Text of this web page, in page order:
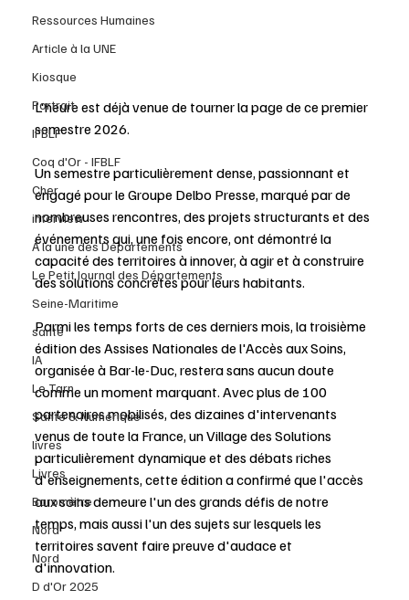
Ressources Humaines
Article à la UNE
Kiosque
Portrait
IFBLF
Coq d'Or - IFBLF
Cher
interview
À la une des Départements
Le Petit Journal des Départements
Seine-Maritime
santé
IA
Le Tarn
Santé & Numérique
livres
Livres
Baromètre
Nord
Nord
D d'Or 2025
L'heure est déjà venue de tourner la page de ce premier
semestre 2026.
Un semestre particulièrement dense, passionnant et
engagé pour le Groupe Delbo Presse, marqué par de
nombreuses rencontres, des projets structurants et des
événements qui, une fois encore, ont démontré la
capacité des territoires à innover, à agir et à construire
des solutions concrètes pour leurs habitants.
Parmi les temps forts de ces derniers mois, la troisième
édition des Assises Nationales de l'Accès aux Soins,
organisée à Bar-le-Duc, restera sans aucun doute
comme un moment marquant. Avec plus de 100
partenaires mobilisés, des dizaines d'intervenants
venus de toute la France, un Village des Solutions
particulièrement dynamique et des débats riches
d'enseignements, cette édition a confirmé que l'accès
aux soins demeure l'un des grands défis de notre
temps, mais aussi l'un des sujets sur lesquels les
territoires savent faire preuve d'audace et
d'innovation.